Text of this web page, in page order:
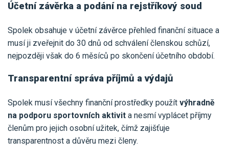
Účetní závěrka a podání na rejstříkový soud
Spolek obsahuje v účetní závěrce přehled finanční situace a
musí ji zveřejnit do 30 dnů od schválení členskou schůzí,
nejpozději však do 6 měsíců po skončení účetního období.
Transparentní správa příjmů a výdajů
Spolek musí všechny finanční prostředky použít výhradně
na podporu sportovních aktivit a nesmí vyplácet příjmy
členům pro jejich osobní užitek, čímž zajišťuje
transparentnost a důvěru mezi členy.